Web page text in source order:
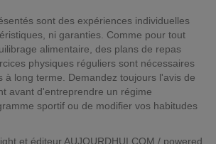
sont des expériences individuelles
ni garanties. Comme pour tout
alimentaire, des plans de repas
physiques réguliers sont nécessaires
à long terme. Demandez toujours l'avis de
avant d'entreprendre un régime
sportif ou de modifier vos habitudes
et éditeur AUJOURDHUI.COM / powered